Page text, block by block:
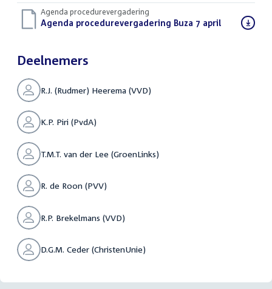
Agenda procedurevergadering
Download
Agenda procedurevergadering Buza 7 april(PDF)
Deelnemers
R.J. (Rudmer) Heerema (VVD)
K.P. Piri (PvdA)
T.M.T. van der Lee (GroenLinks)
R. de Roon (PVV)
R.P. Brekelmans (VVD)
D.G.M. Ceder (ChristenUnie)